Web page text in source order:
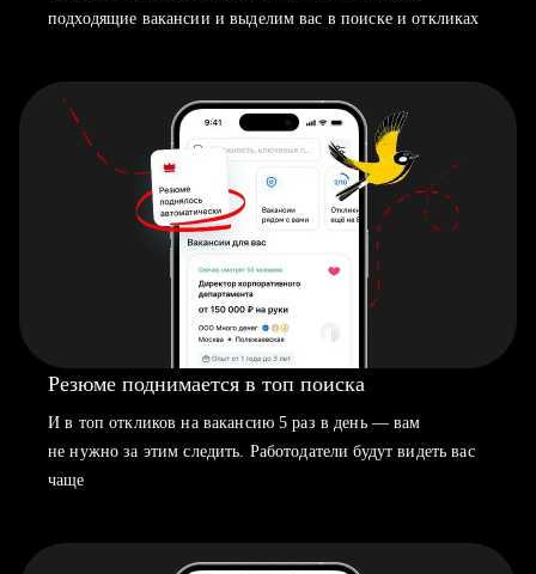
подходящие вакансии и выделим вас в поиске и откликах
Резюме поднимается в топ поиска
И в топ откликов на вакансию 5 раз в день — вам
не нужно за этим следить. Работодатели будут видеть вас
чаще